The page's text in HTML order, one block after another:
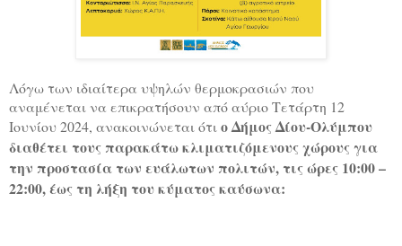
Λόγω των ιδιαίτερα υψηλών θερμοκρασιών που
αναμένεται να επικρατήσουν από αύριο Τετάρτη 12
Ιουνίου 2024, ανακοινώνεται ότιο Δήμος Δίου-Ολύμπου
διαθέτει τους παρακάτω κλιματιζόμενους χώρους για
την προστασία των ευάλωτων πολιτών, τις ώρες 10:00 –
22:00, έως τη λήξη του κύματος καύσωνα: